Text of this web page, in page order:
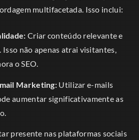
multifacetada. Isso inclui:
Criar conteúdo relevante e
não apenas atrai visitantes,
o SEO.
Marketing: Utilizar e-mails
aumentar significativamente as
presente nas plataformas sociais